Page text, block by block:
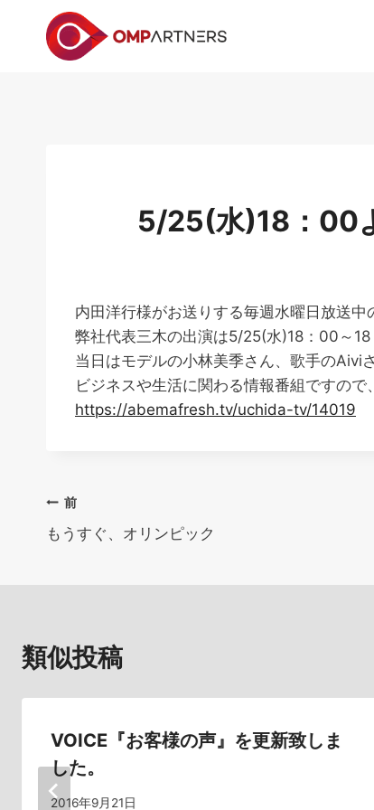
5/25(水)18：00
内田洋行様がお送りする毎週水曜日放送
弊社代表三木の出演は5/25(水)18：00～18
当日はモデルの小林美季さん、歌手のAivi
ビジネスや生活に関わる情報番組ですので
https://abemafresh.tv/uchida-tv/14019
投
稿
ゲ
ー
シ
ョ
前
もうすぐ、オリンピック
類似投稿
VOICE『お客様の声』を更新致しま
した。
2016年9月21日